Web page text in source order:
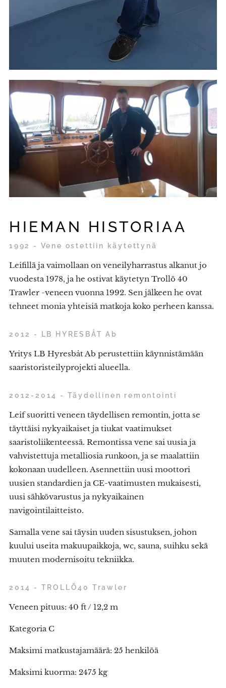
HIEMAN HISTORIAA
1992 - Vene ostettiin käytettynä
Leifillä ja vaimollaan on veneilyharrastus alkanut jo
vuodesta 1978, ja he ostivat käytetyn Trollö 40
Trawler -veneen vuonna 1992. Sen jälkeen he ovat
tehneet monia yhteisiä matkoja koko perheen kanssa.
2012 - LB HYRESBÅT Ab
Yritys LB Hyresbåt Ab perustettiin käynnistämään
saaristoristeilyprojekti alueella.
2012-2014 - Täydellinen remontointi
Leif suoritti veneen täydellisen remontin, jotta se
täyttäisi nykyaikaiset ja tiukat vaatimukset
saaristoliikenteessä. Remontissa vene sai uusia ja
vahvistettuja metalliosia runkoon, ja se maalattiin
kokonaan uudelleen. Asennettiin uusi moottori
uusien standardien ja CE-vaatimusten mukaisesti,
uusi sähkövarustus ja nykyaikainen
navigointilaitteisto.
Samalla vene sai täysin uuden sisustuksen, johon
kuului useita makuupaikkoja, wc, sauna, suihku sekä
muuten modernisoitu tekniikka.
2014 - TROLLÖ40 Trawler
Veneen pituus: 40 ft / 12,2 m
Kategoria C
Maksimi matkustajamäärä: 25 henkilöä
Maksimi kuorma: 2475 kg